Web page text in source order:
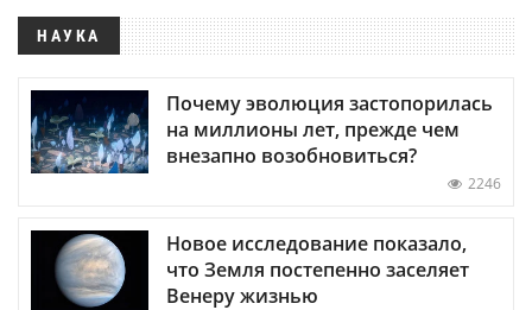
НАУКА
Почему эволюция застопорилась
на миллионы лет, прежде чем
внезапно возобновиться?
2246
Новое исследование показало,
что Земля постепенно заселяет
Венеру жизнью